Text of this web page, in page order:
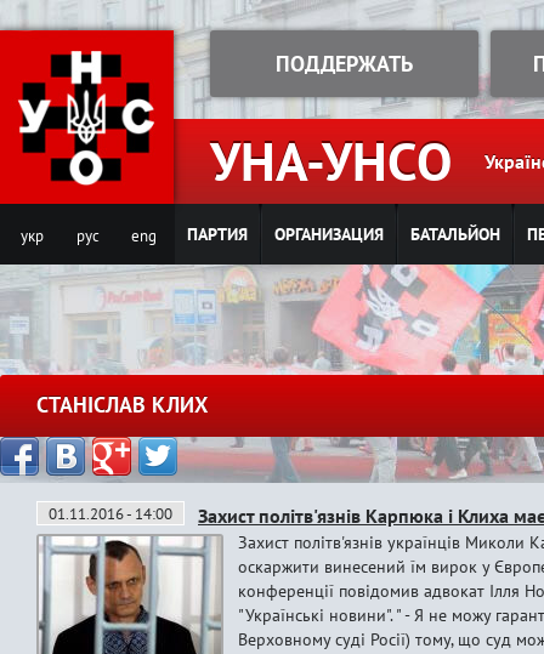
Jump to navigation
УНА-УНСО
ПОДДЕРЖАТЬ
укр рус eng ПАРТИЯ ОРГАНИЗАЦИЯ БАТАЛЬЙОН
СТАНІСЛАВ КЛИХ
01.11.2016 - 14:00 Захист політв'язнів Карпюка і Клиха
Захист політв'язнів українців Миколи
оскаржити винесений їм вирок у
конференції повідомив адвокат Ілля
"Українські новини". " - Я не можу
Верховному суді Росії) тому, що суд